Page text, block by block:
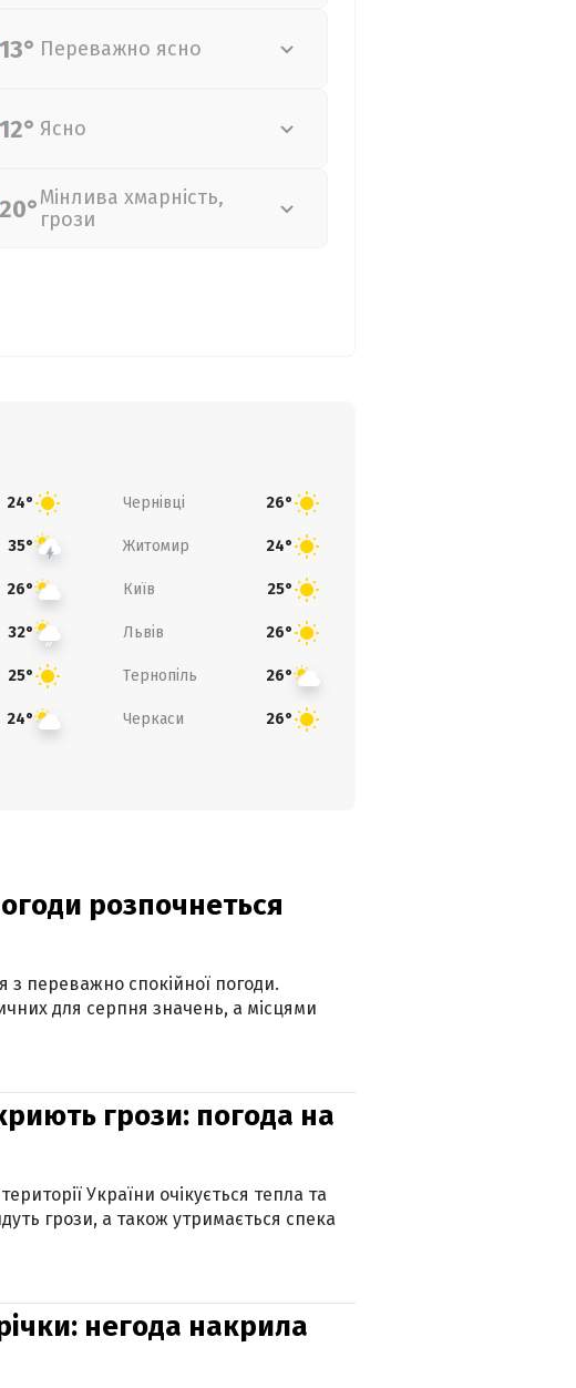
13° Переважно ясно
12° Ясно
20°Мінлива хмарність,
грози
24° Чернівці 26°
35° Житомир 24°
26° Київ 25°
32° Львів 26°
25° Тернопіль 26°
24° Черкаси 26°
розпочнеться
з переважно спокійної погоди.
для серпня значень, а місцями
грози: погода на
України очікується тепла та
грози, а також утримається спека
негода накрила